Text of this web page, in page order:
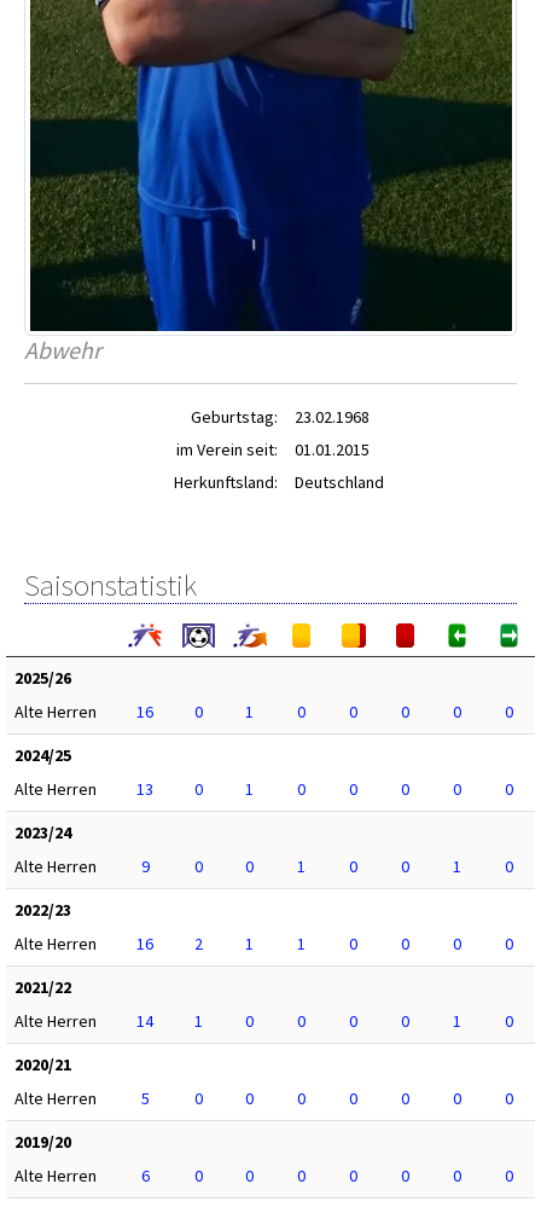
Abwehr
Geburtstag:
23.02.1968
im Verein seit:
01.01.2015
Herkunftsland:
Deutschland
Saisonstatistik
2025/26
Alte Herren
16 0 1 0 0 0 0
0
2024/25
Alte Herren
13 0 1 0 0 0 0
0
2023/24
Alte Herren
9 0 0 1 0 0 1
0
2022/23
Alte Herren
16 2 1 1 0 0 0
0
2021/22
Alte Herren
14 1 0 0 0 0 1
0
2020/21
Alte Herren
5 0 0 0 0 0 0
0
2019/20
Alte Herren
6 0 0 0 0 0 0
0